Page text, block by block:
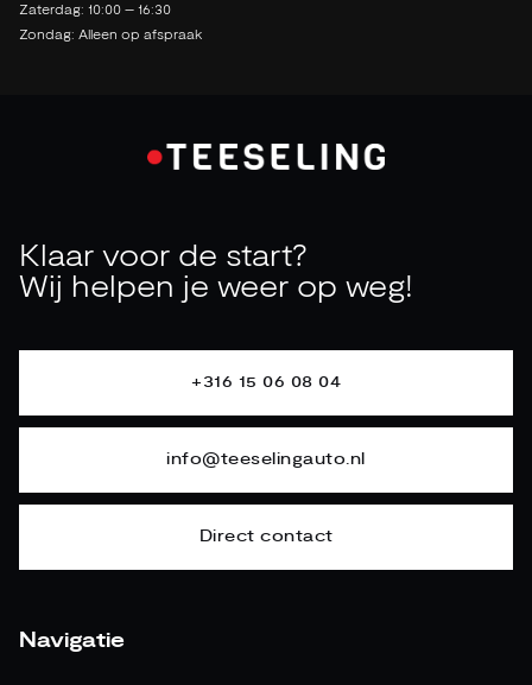
Zaterdag: 10:00 – 16:30
Zondag: Alleen op afspraak
Klaar voor de start?
Wij helpen je weer op weg!
+316 15 06 08 04
info@teeselingauto.nl
Direct contact
Navigatie